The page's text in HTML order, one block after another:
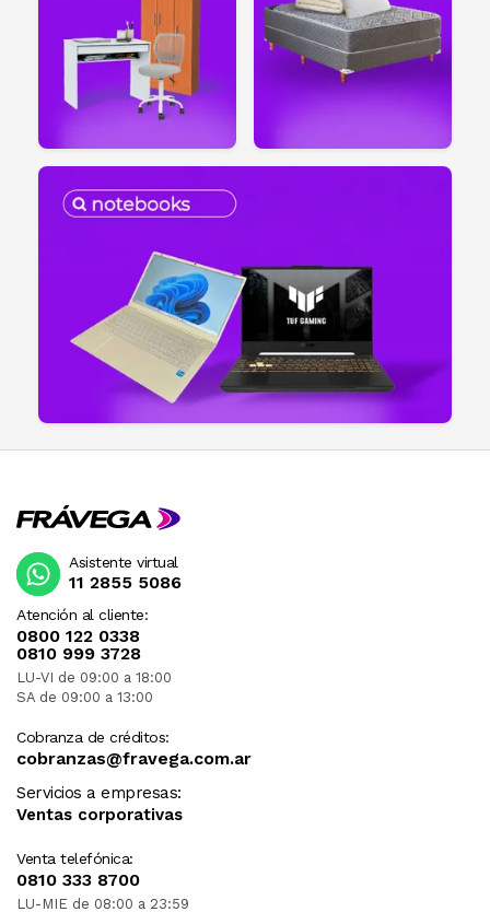
Atención al cliente:
0800 122 0338
0810 999 3728
LU-VI de 09:00 a 18:00
SA de 09:00 a 13:00
Cobranza de créditos:
cobranzas@fravega.com.ar
Servicios a empresas:
Ventas corporativas
Venta telefónica:
0810 333 8700
LU-MIE de 08:00 a 23:59
Asistente virtual
11 2855 5086